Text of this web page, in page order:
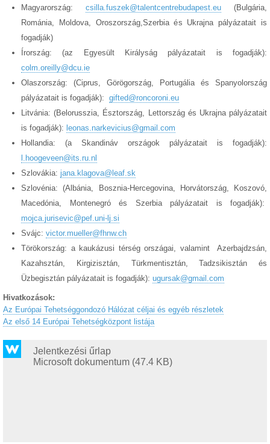
Magyarország: csilla.fuszek@talentcentrebudapest.eu (Bulgária,
Románia, Moldova, Oroszország,Szerbia és Ukrajna pályázatait is
fogadják)
Írország: (az Egyesült Királyság pályázatait is fogadják):
colm.oreilly@dcu.ie
Olaszország: (Ciprus, Görögország, Portugália és Spanyolország
pályázatait is fogadják): gifted@roncoroni.eu
Litvánia: (Belorusszia, Észtország, Lettország és Ukrajna pályázatait
is fogadják): leonas.narkevicius@gmail.com
Hollandia: (a Skandináv országok pályázatait is fogadják):
l.hoogeveen@its.ru.nl
Szlovákia: jana.klagova@leaf.sk
Szlovénia: (Albánia, Bosznia-Hercegovina, Horvátország, Koszovó,
Macedónia, Montenegró és Szerbia pályázatait is fogadják):
mojca.jurisevic@pef.uni-lj.si
Svájc: victor.mueller@fhnw.ch
Törökország: a kaukázusi térség országai, valamint Azerbajdzsán,
Kazahsztán, Kirgizisztán, Türkmentisztán, Tadzsikisztán és
Üzbegisztán pályázatait is fogadják): ugursak@gmail.com
Hivatkozások:
Az Európai Tehetséggondozó Hálózat céljai és egyéb részletek
Az első 14 Európai Tehetségközpont listája
Jelentkezési űrlap
Microsoft dokumentum (47.4 KB)